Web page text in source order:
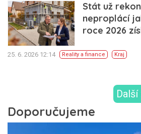
Stát už
neproplácí
roce 2026
25. 6. 2026 12:14 Reality a finance Kraj
Další